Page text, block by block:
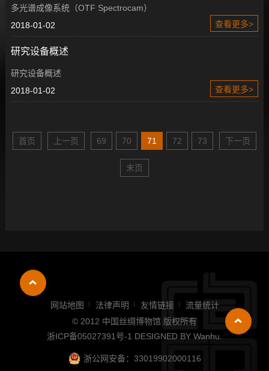
多光谱成像系统（OTF Spectrocam）
2018-01-02
查看更多>
研究设备概述
研究设备概述
2018-01-02
查看更多>
首页 上一页 69 70 71 72 73 下一页
末页
网站地图 法律声明 友情链接
流量统计
© 2012 中国丝绸博物馆 版权所有
浙ICP备05027391号-1 DESIGNED BY Wanhu
浙公网安备：33019902000116